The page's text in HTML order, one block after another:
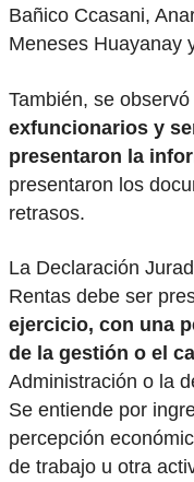
Bañico Ccasani,
Meneses Huayanay
También, se
exfuncionarios y
presentaron la
presentaron los
retrasos.
La Declaración
Rentas debe ser
ejercicio, con una
de la gestión o el
Administración o la
Se entiende por
percepción
de trabajo u otra